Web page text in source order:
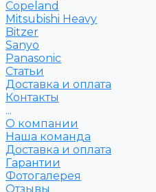
Copeland
Mitsubishi Heavy
Bitzer
Sanyo
Рanasonic
Статьи
Доставка и оплата
Контакты
...
О компании
Наша команда
Доставка и оплата
Гарантии
Фотогалерея
Отзывы